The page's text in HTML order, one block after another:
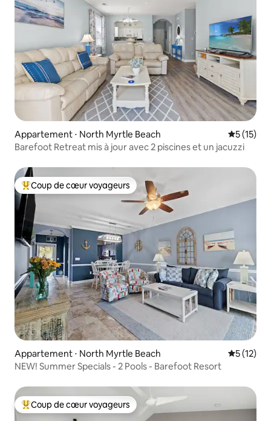
Appartement ⋅ North Myrtle Beach
5 (15)
Barefoot Retreat mis à jour avec 2 piscines et un jacuzzi
Coups de cœur voyageurs les plus appréciés
Coup de cœur voyageurs
Appartement ⋅ North Myrtle Beach
5 (12)
NEW! Summer Specials - 2 Pools - Barefoot Resort
Coups de cœur voyageurs les plus appréciés
Coup de cœur voyageurs